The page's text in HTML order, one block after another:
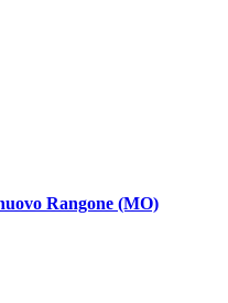
Rangone (MO)